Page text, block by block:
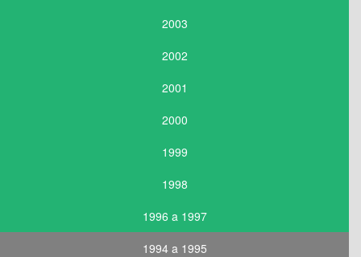
2003
2002
2001
2000
1999
1998
1996 a 1997
1994 a 1995